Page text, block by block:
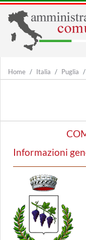
Home Italia Puglia
Informazioni